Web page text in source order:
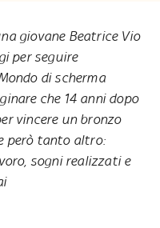
per seguire
di scherma
che 14 anni dopo
vincere un bronzo
però tanto altro:
sogni realizzati e